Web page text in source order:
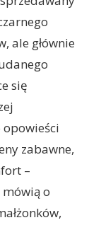
ale głównie
się
zabawne,
–
o